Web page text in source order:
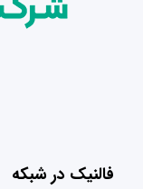
فالنیک در شبکه